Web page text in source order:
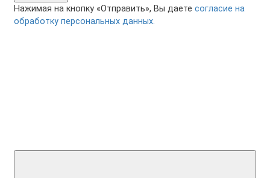
Нажимая на кнопку «Отправить», Вы даете согласие на
обработку персональных данных.